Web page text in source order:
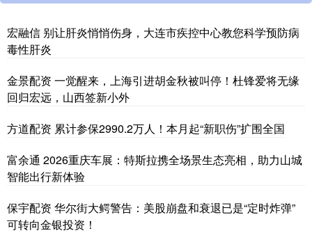
宏融信 别让肝炎悄悄伤身，大连市疾控中心教您科学预防病
毒性肝炎
金景配资 一觉醒来，上海引进胡金秋被叫停！杜锋爱将无缘
回归宏远，山西签新小外
方道配资 累计参保2990.2万人！本月起“新职伤”扩围全国
富余通 2026重庆车展：特斯拉携全场景生态亮相，助力山城
智能出行新体验
保宇配资 华尔街大鳄警告：美股崩盘和衰退已是“定时炸弹”
可转向金银投资！